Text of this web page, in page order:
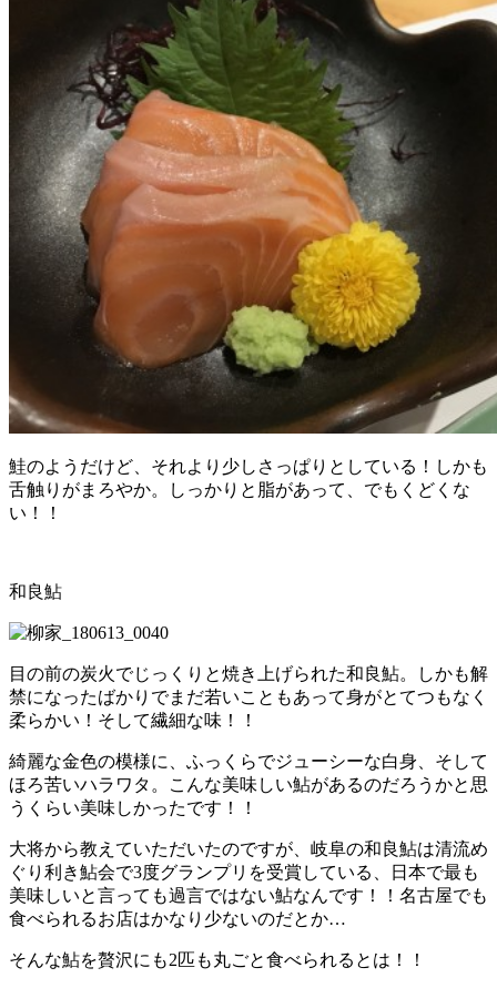
鮭のようだけど、それより少しさっぱりとしている！しかも
舌触りがまろやか。しっかりと脂があって、でもくどくな
い！！
和良鮎
目の前の炭火でじっくりと焼き上げられた和良鮎。しかも解
禁になったばかりでまだ若いこともあって身がとてつもなく
柔らかい！そして繊細な味！！
綺麗な金色の模様に、ふっくらでジューシーな白身、そして
ほろ苦いハラワタ。こんな美味しい鮎があるのだろうかと思
うくらい美味しかったです！！
大将から教えていただいたのですが、岐阜の和良鮎は清流め
ぐり利き鮎会で3度グランプリを受賞している、日本で最も
美味しいと言っても過言ではない鮎なんです！！名古屋でも
食べられるお店はかなり少ないのだとか…
そんな鮎を贅沢にも2匹も丸ごと食べられるとは！！